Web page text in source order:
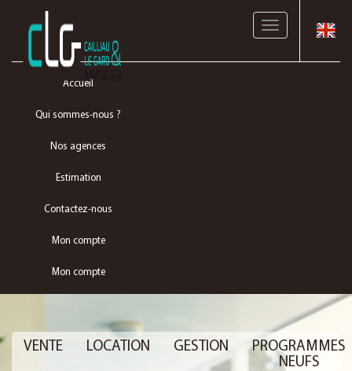
Toggle
Accueil
Qui sommes-nous ?
Nos agences
Estimation
Contactez-nous
Mon compte
Mon compte
VENTE LOCATION GESTION
PROGRAMMES
NEUFS